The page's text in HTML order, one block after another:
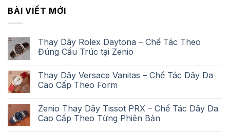
BÀI VIẾT MỚI
Thay Dây Rolex Daytona – Chế Tác Theo
Đúng Cấu Trúc tại Zenio
Thay Dây Versace Vanitas – Chế Tác Dây Da
Cao Cấp Theo Form
Zenio Thay Dây Tissot PRX – Chế Tác Dây Da
Cao Cấp Theo Từng Phiên Bản